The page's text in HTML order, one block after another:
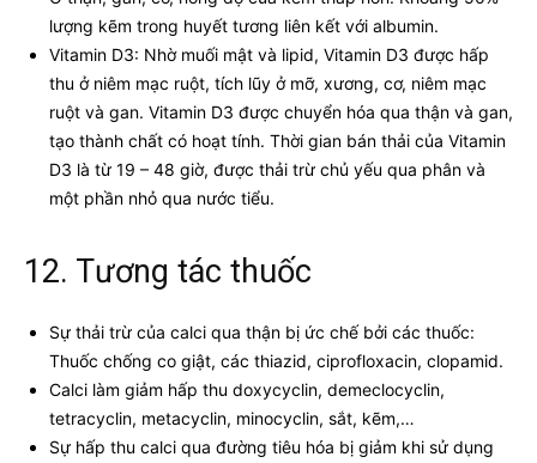
lượng kẽm trong huyết tương liên kết với albumin.
Vitamin D3: Nhờ muối mật và lipid, Vitamin D3 được hấp
thu ở niêm mạc ruột, tích lũy ở mỡ, xương, cơ, niêm mạc
ruột và gan. Vitamin D3 được chuyển hóa qua thận và gan,
tạo thành chất có hoạt tính. Thời gian bán thải của Vitamin
D3 là từ 19 – 48 giờ, được thải trừ chủ yếu qua phân và
một phần nhỏ qua nước tiểu.
12. Tương tác thuốc
Sự thải trừ của calci qua thận bị ức chế bởi các thuốc:
Thuốc chống co giật, các thiazid, ciprofloxacin, clopamid.
Calci làm giảm hấp thu doxycyclin, demeclocyclin,
tetracyclin, metacyclin, minocyclin, sắt, kẽm,…
Sự hấp thu calci qua đường tiêu hóa bị giảm khi sử dụng